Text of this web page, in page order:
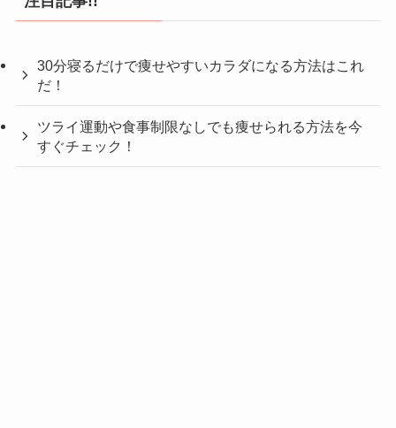
30分寝るだけで痩せやすいカラダになる方法はこれ
だ！
ツライ運動や食事制限なしでも痩せられる方法を今
すぐチェック！